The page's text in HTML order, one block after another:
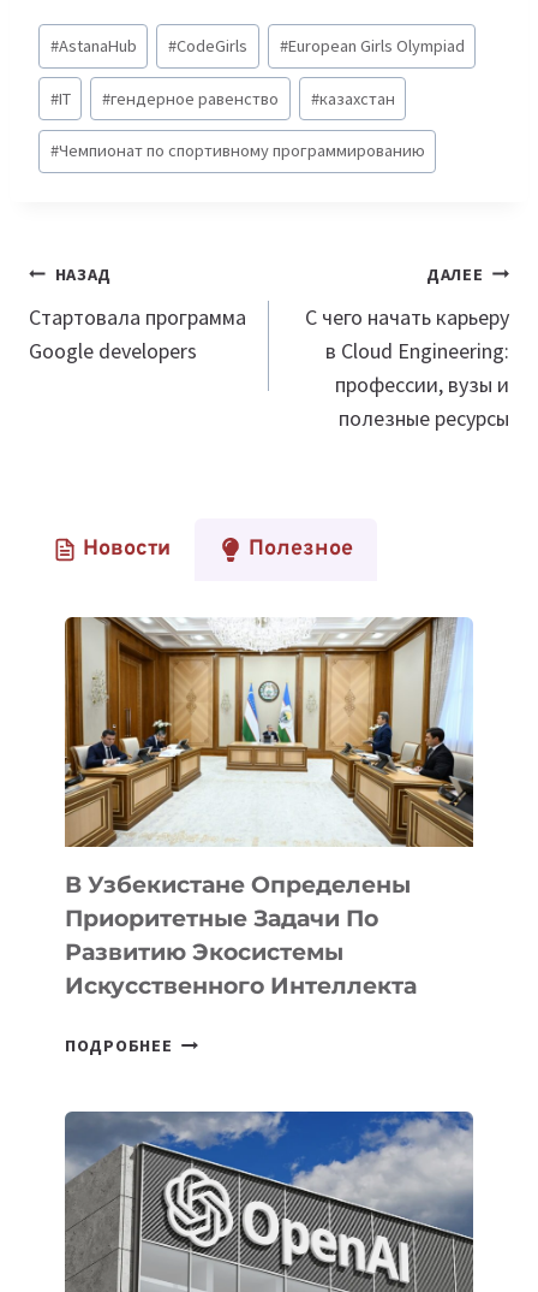
Метки
записи:
#AstanaHub #CodeGirls #European Girls Olympiad
#IT #гендерное равенство #казахстан
#Чемпионат по спортивному программированию
Навигация
по
записям
НАЗАД
Стартовала программа
Google developers
ДАЛЕЕ
С чего начать карьеру
в Cloud Engineering:
профессии, вузы и
полезные ресурсы
Новости Полезное
В Узбекистане Определены
Приоритетные Задачи По
Развитию Экосистемы
Искусственного Интеллекта
ПОДРОБНЕЕ
ПРИОРИТЕТНЫЕ
ЗАДАЧИ
ПО
РАЗВИТИЮ
ЭКОСИСТЕМЫ
ИСКУССТВЕННОГО